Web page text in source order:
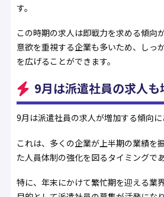
す。
この時期の求人は即戦力を求める傾向
意欲を重視する企業も多いため、しっ
を広げることができます。
9月は派遣社員の求人
9月は派遣社員の求人が増加する傾向に
これは、多くの企業が上半期の業績を
た人員体制の強化を図るタイミングで
特に、年末にかけて繁忙期を迎える業